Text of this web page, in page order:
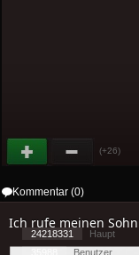
(+26)
Kommentar (0)
Ich rufe meinen
24218331 Haupt
Benutzer